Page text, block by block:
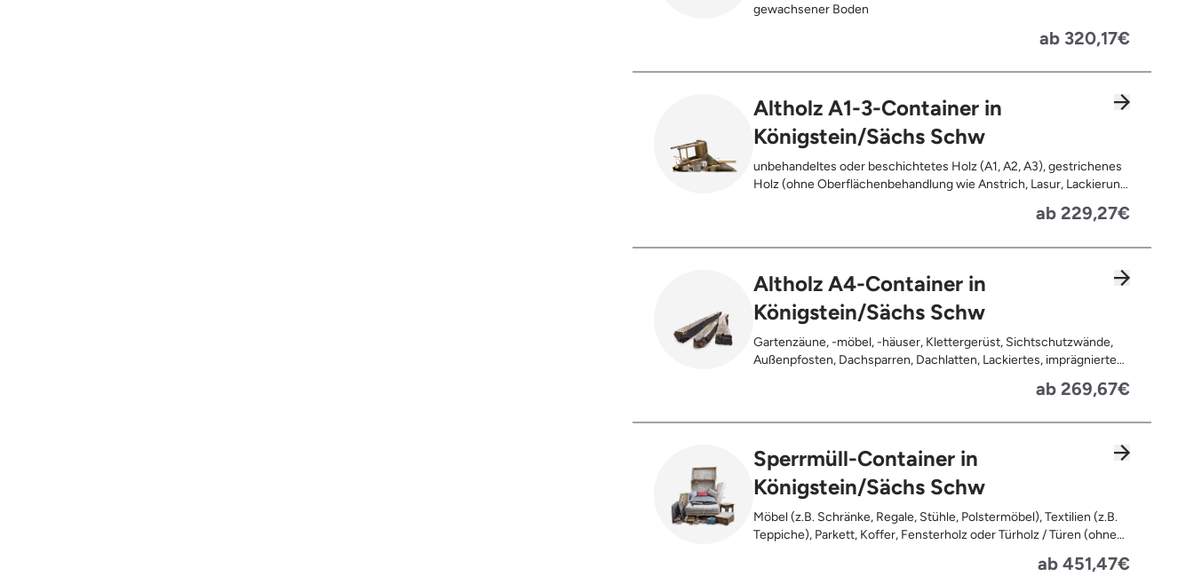
gewachsener Boden
ab 320,17€
Altholz A1-3-Container in
Königstein/Sächs Schw
unbehandeltes oder beschichtetes Holz (A1, A2, A3), gestrichenes
Holz (ohne Oberflächenbehandlung wie Anstrich, Lasur, Lackierung
Möbel und Türen, Geleimtes Holz oder Furnierholz, Unbehandeltes
ab 229,27€
Altholz A4-Container in
Königstein/Sächs Schw
Gartenzäune, -möbel, -häuser, Klettergerüst, Sichtschutzwände,
Außenpfosten, Dachsparren, Dachlatten, Lackiertes, imprägniertes
verbranntes Holz, Fensterrahmen, Außentüren, Balkongeländer,
ab 269,67€
Sperrmüll-Container in
Königstein/Sächs Schw
Möbel (z.B. Schränke, Regale, Stühle, Polstermöbel), Textilien (z.B.
Teppiche), Parkett, Koffer, Fensterholz oder Türholz / Türen (ohne
ab 451,47€